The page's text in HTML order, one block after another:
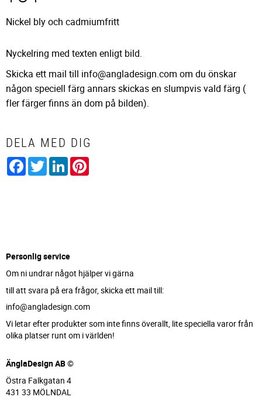
Nickel bly och cadmiumfritt
Nyckelring med texten enligt bild.
Skicka ett mail till info@angladesign.com om du önskar
någon speciell färg annars skickas en slumpvis vald färg (
fler färger finns än dom på bilden).
DELA MED DIG
Facebook
TwitterLinkedIn
Personlig service
Om ni undrar något hjälper vi gärna
till att svara på era frågor, skicka ett mail till:
info@angladesign.com
Vi letar efter produkter som inte finns överallt, lite speciella varor från
olika platser runt om i världen!
ÄnglaDesign AB ©
Östra Falkgatan 4
431 33 MÖLNDAL